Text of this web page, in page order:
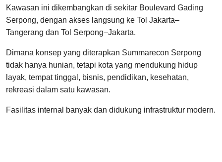
Kawasan ini dikembangkan di sekitar Boulevard Gading
Serpong, dengan akses langsung ke Tol Jakarta–
Tangerang dan Tol Serpong–Jakarta.
Dimana konsep yang diterapkan Summarecon Serpong
tidak hanya hunian, tetapi kota yang mendukung hidup
layak, tempat tinggal, bisnis, pendidikan, kesehatan,
rekreasi dalam satu kawasan.
Fasilitas internal banyak dan didukung infrastruktur modern.